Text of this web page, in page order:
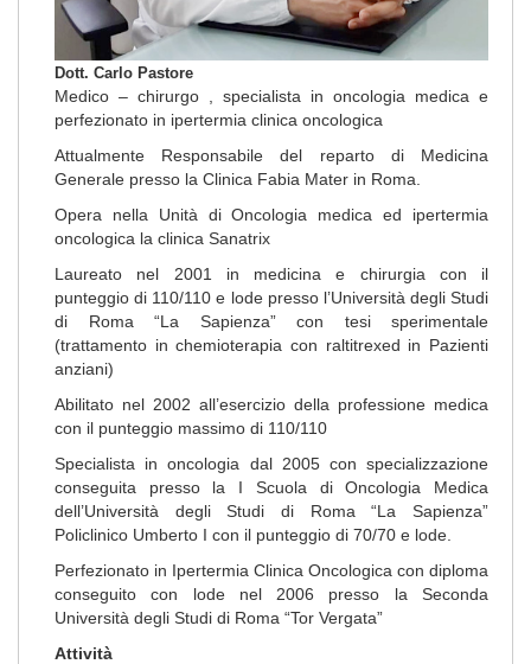
Dott. Carlo Pastore
Medico – chirurgo , specialista in oncologia medica e
perfezionato in ipertermia clinica oncologica
Attualmente Responsabile del reparto di Medicina
Generale presso la Clinica Fabia Mater in Roma.
Opera nella Unità di Oncologia medica ed ipertermia
oncologica la clinica Sanatrix
Laureato nel 2001 in medicina e chirurgia con il
punteggio di 110/110 e lode presso l’Università degli Studi
di Roma “La Sapienza” con tesi sperimentale
(trattamento in chemioterapia con raltitrexed in Pazienti
anziani)
Abilitato nel 2002 all’esercizio della professione medica
con il punteggio massimo di 110/110
Specialista in oncologia dal 2005 con specializzazione
conseguita presso la I Scuola di Oncologia Medica
dell’Università degli Studi di Roma “La Sapienza”
Policlinico Umberto I con il punteggio di 70/70 e lode.
Perfezionato in Ipertermia Clinica Oncologica con diploma
conseguito con lode nel 2006 presso la Seconda
Università degli Studi di Roma “Tor Vergata”
Attività